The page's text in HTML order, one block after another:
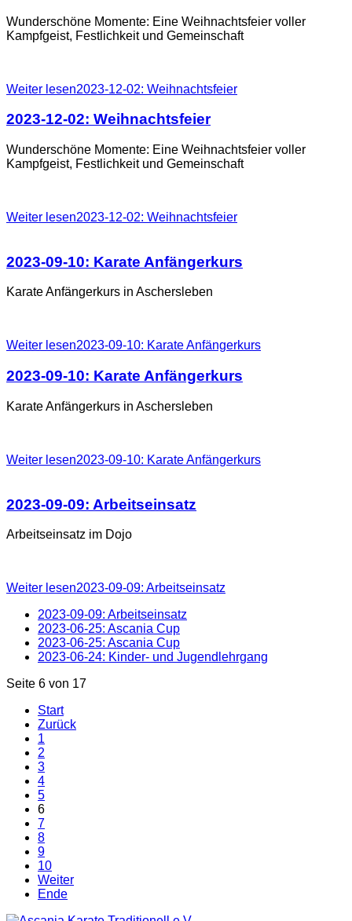
Wunderschöne Momente: Eine Weihnachtsfeier voller
Kampfgeist, Festlichkeit und Gemeinschaft
Weiter lesen2023-12-02: Weihnachtsfeier
2023-12-02: Weihnachtsfeier
Wunderschöne Momente: Eine Weihnachtsfeier voller
Kampfgeist, Festlichkeit und Gemeinschaft
Weiter lesen2023-12-02: Weihnachtsfeier
2023-09-10: Karate Anfängerkurs
Karate Anfängerkurs in Aschersleben
Weiter lesen2023-09-10: Karate Anfängerkurs
2023-09-10: Karate Anfängerkurs
Karate Anfängerkurs in Aschersleben
Weiter lesen2023-09-10: Karate Anfängerkurs
2023-09-09: Arbeitseinsatz
Arbeitseinsatz im Dojo
Weiter lesen2023-09-09: Arbeitseinsatz
2023-09-09: Arbeitseinsatz
2023-06-25: Ascania Cup
2023-06-25: Ascania Cup
2023-06-24: Kinder- und Jugendlehrgang
Seite 6 von 17
Start
Zurück
1
2
3
4
5
6
7
8
9
10
Weiter
Ende